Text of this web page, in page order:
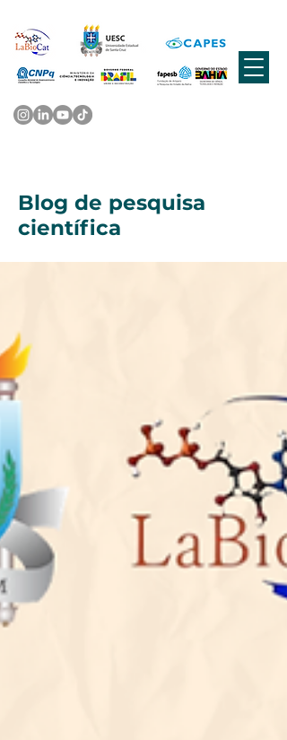
Blog de pesquisa
científica